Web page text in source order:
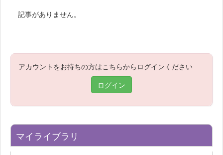
記事がありません。
アカウントをお持ちの方はこちらからログインください
ログイン
マイライブラリ